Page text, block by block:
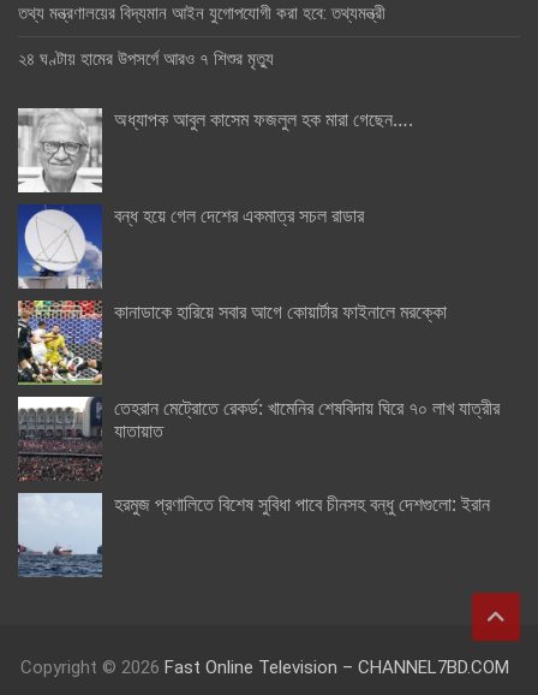
তথ্য মন্ত্রণালয়ের বিদ্যমান আইন যুগোপযোগী করা হবে: তথ্যমন্ত্রী
২৪ ঘণ্টায় হামের উপসর্গে আরও ৭ শিশুর মৃত্যু
অধ্যাপক আবুল কাসেম ফজলুল হক মারা গেছেন….
বন্ধ হয়ে গেল দেশের একমাত্র সচল রাডার
কানাডাকে হারিয়ে সবার আগে কোয়ার্টার ফাইনালে মরক্কো
তেহরান মেট্রোতে রেকর্ড: খামেনির শেষবিদায় ঘিরে ৭০ লাখ যাত্রীর
যাতায়াত
হরমুজ প্রণালিতে বিশেষ সুবিধা পাবে চীনসহ বন্ধু দেশগুলো: ইরান
Copyright © 2026 Fast Online Television – CHANNEL7BD.COM